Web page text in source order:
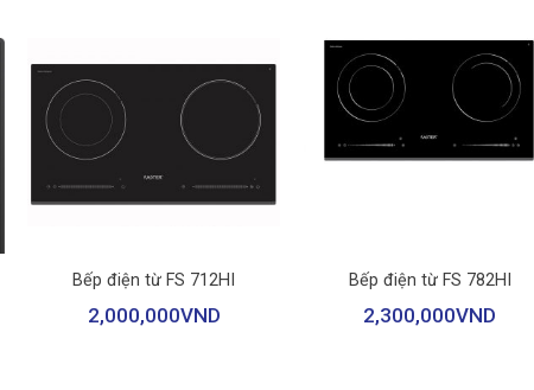
tiết kiệm thời gian nấu
II sở hữu công suất 4000W, gia nhiệt nhanh giúp rút ngắn thời gian
Bếp điện từ FS 712HI
2,000,000VND
Bếp điện từ FS 782HI
2,300,000VND